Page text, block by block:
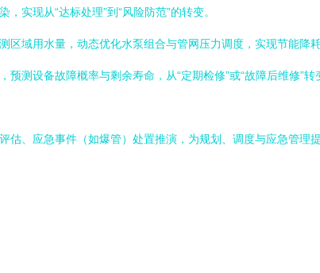
实现从“达标处理”到“风险防范”的转变。
区域用水量，动态优化水泵组合与管网压力调度，实现节能降耗
预测设备故障概率与剩余寿命，从“定期检修”或“故障后维修”
估、应急事件（如爆管）处置推演，为规划、调度与应急管理提